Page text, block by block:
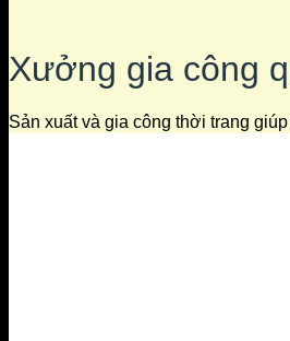
Xưởng gia công
Sản xuất và gia công thời trang